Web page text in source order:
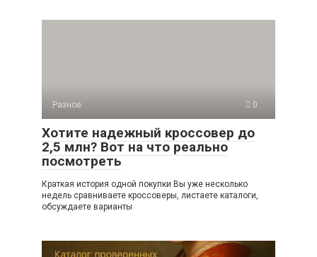
Разное 0
Хотите надежный кроссовер до
2,5 млн? Вот на что реально
посмотреть
Краткая история одной покупки Вы уже несколько
недель сравниваете кроссоверы, листаете каталоги,
обсуждаете варианты